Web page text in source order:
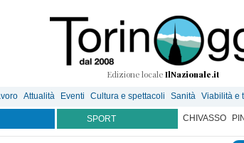
Edizione locale IlNazionale.it
Attualità Eventi Cultura e spettacoli Sanità Viabilità e
SPORT CHIVASSO